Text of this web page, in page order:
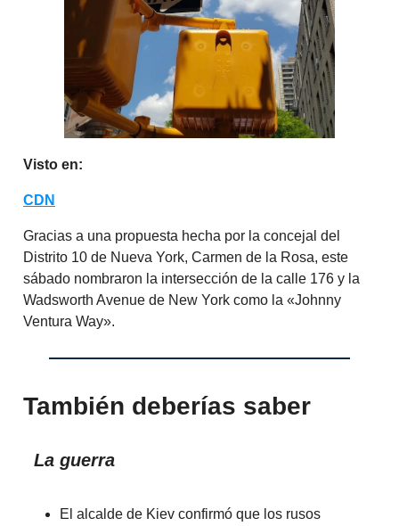
Visto en:
CDN
Gracias a una propuesta hecha por la concejal del
Distrito 10 de Nueva York, Carmen de la Rosa, este
sábado nombraron la intersección de la calle 176 y la
Wadsworth Avenue de New York como la «Johnny
Ventura Way».
También deberías saber
La guerra
El alcalde de Kiev confirmó que los rusos